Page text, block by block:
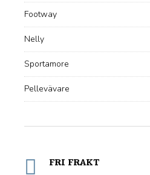
Footway
Nelly
Sportamore
Pellevävare
FRI FRAKT